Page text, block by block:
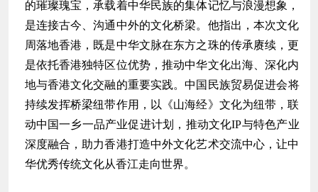
的璀璨瑰宝，承载着中华民族的集体记忆与浪漫想象，
是连接古今、沟通中外的文化桥梁。他指出，本次文化
周落地香港，既是中华文脉在东方之珠的传承赓续，更
是依托香港独特区位优势，推动中华文化出海、深化内
地与香港文化交融的重要实践。中国民族贸易促进会将
持续发挥桥梁纽带作用，以《山海经》文化为纽带，联
动中国一乡一品产业促进计划
，推动文化IP与特色产业
深度融合，助力香港打造中外文化艺术交流中心，让中
华优秀传统文化从香江走向世界。